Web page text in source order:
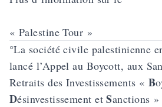
« Palestine Tour »
°La société civile palestinienne
lancé l’Appel au Boycott, aux
Retraits des Investissements « B
Désinvestissement etSanctions